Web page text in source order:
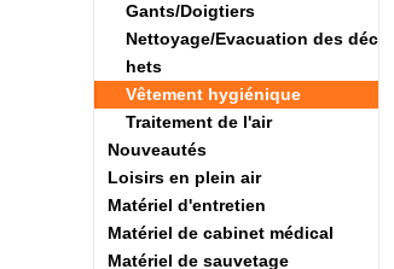
Gants/Doigtiers
Nettoyage/Evacuation des déc
hets
Vêtement hygiénique
Traitement de l'air
Nouveautés
Loisirs en plein air
Matériel d'entretien
Matériel de cabinet médical
Matériel de sauvetage